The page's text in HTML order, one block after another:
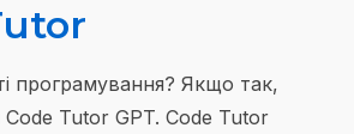
програмування? Якщо так,
Code Tutor GPT. Code Tutor